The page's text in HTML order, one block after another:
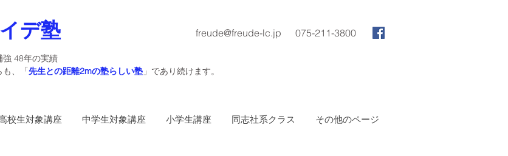
デ塾 freude@freude-lc.jp 075-211-3800
強 48年の実績
も、「先生との距離2mの塾らしい塾 」であり続けます。
校生対象講座 中学生対象講座 小学生講座 同志社系クラス その他のページ